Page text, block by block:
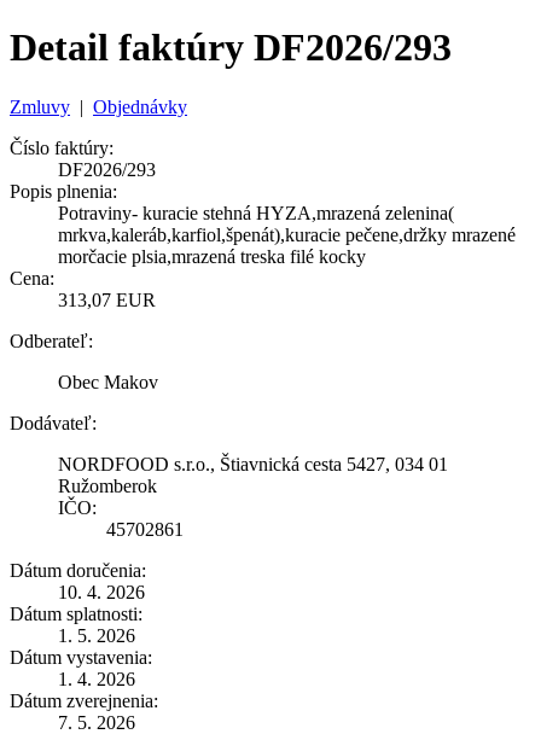
Detail faktúry DF2026/293
Zmluvy | Objednávky
Číslo faktúry:
DF2026/293
Popis plnenia:
Potraviny- kuracie stehná HYZA,mrazená zelenina(
mrkva,kaleráb,karfiol,špenát),kuracie pečene,držky mrazené
morčacie plsia,mrazená treska filé kocky
Cena:
313,07 EUR
Odberateľ:
Obec Makov
Dodávateľ:
NORDFOOD s.r.o., Štiavnická cesta 5427, 034 01
Ružomberok
IČO:
45702861
Dátum doručenia:
10. 4. 2026
Dátum splatnosti:
1. 5. 2026
Dátum vystavenia:
1. 4. 2026
Dátum zverejnenia:
7. 5. 2026